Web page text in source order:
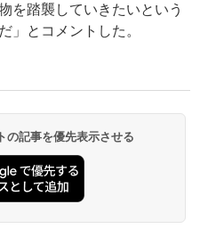
を踏襲していきたいという
」とコメントした。
の記事を優先表示させる